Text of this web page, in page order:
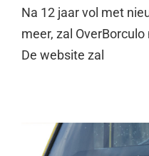
Na 12 jaar vol met
meer, zal
De website zal